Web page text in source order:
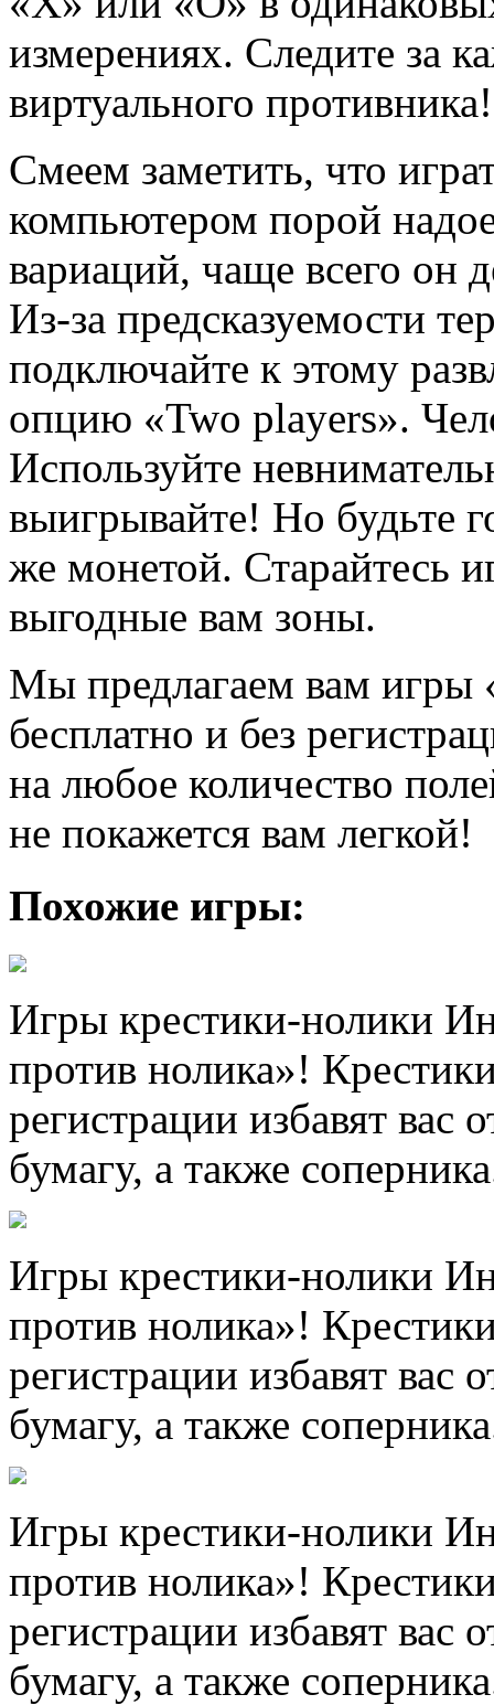
измерениях. Следите за
виртуального противника!
Смеем заметить, что
компьютером порой
вариаций, чаще всего он
Из-за предсказуемости
подключайте к этому
опцию «Two players».
Используйте
выигрывайте! Но будьте
же монетой. Старайтесь
выгодные вам зоны.
Мы предлагаем вам игры
бесплатно и без
на любое количество
не покажется вам легкой!
Похожие игры:
Игры крестики-нолики
против нолика»!
регистрации избавят вас
бумагу, а также
Игры крестики-нолики
против нолика»!
регистрации избавят вас
бумагу, а также
Игры крестики-нолики
против нолика»!
регистрации избавят вас
бумагу, а также